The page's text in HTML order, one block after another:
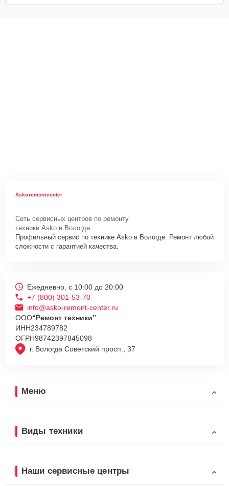
Askoremontcenter
Сеть сервисных центров по ремонту
техники Asko в Вологде.
Профильный сервис по технике Asko в Вологде. Ремонт любой
сложности с гарантией качества.
г. Вологда Советский просп., 37
Ежедневно, с 10:00 до 20:00
+7 (800) 301-53-70
info@asko-remont-center.ru
ООО“Ремонт техники”
ИНН234789782
ОГРН98742397845098
Меню
Виды техники
Наши сервисные центры